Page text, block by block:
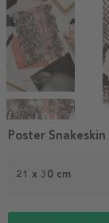
1
21 x 30 cm
Poster Snakeskin